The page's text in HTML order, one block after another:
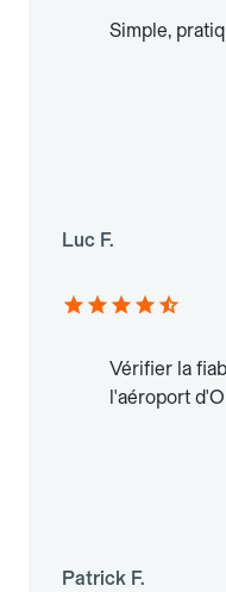
Simple,
Luc F.
Vérifier la
l'aéroport
Patrick F.